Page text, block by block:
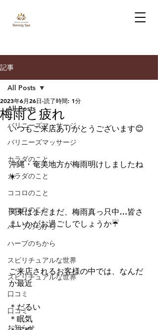
記事
All Posts
バリニーズマッサージ
バリニーズマッサージ
カラダのこと
カラダのこと
ココロのこと
ココロのこと
ハーブのちから
ハーブのちから
スピリチュアルな世界
スピリチュアルな世界
口コミ
口コミ
お知らせ
All Posts
梅雨と疲れ
2023年6月26日 読了時間: 1分
いつもご来店ありがとうございます😊
沖縄・奄美地方が梅雨明けしましたね
☀️
関東はまだまだ、梅雨真っ只中…皆さ
まいかがお過ごしでしょうか☔️
ご来店されるお客様の中では、なんだ
か最近
＊だるい
＊眠気